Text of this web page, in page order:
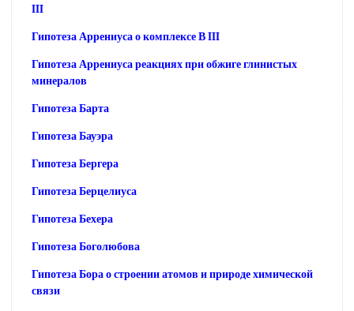
III
Гипотеза Аррениуса о комплексе В III
Гипотеза Аррениуса реакциях при обжиге глинистых
минералов
Гипотеза Барта
Гипотеза Бауэра
Гипотеза Бергера
Гипотеза Берцелиуса
Гипотеза Бехера
Гипотеза Боголюбова
Гипотеза Бора о строении атомов и природе химической
связи